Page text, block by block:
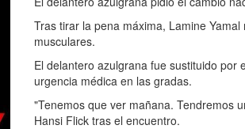
Tras tirar la pena máxima, Lamine
musculares.
El delantero azulgrana fue sustituido
urgencia médica en las gradas.
"Tenemos que ver mañana. Tendremos
Hansi Flick tras el encuentro.